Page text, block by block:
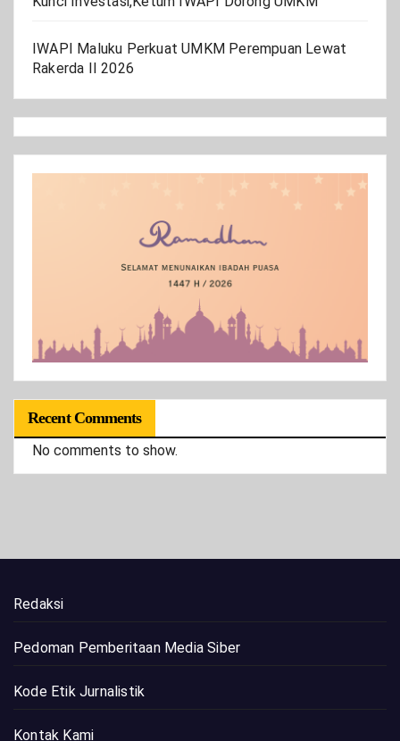
IWAPI Maluku Perkuat UMKM Perempuan Lewat
Rakerda II 2026
Recent Comments
No comments to show.
Redaksi
Pedoman Pemberitaan Media Siber
Kode Etik Jurnalistik
Kontak Kami